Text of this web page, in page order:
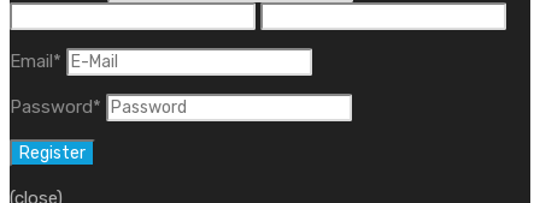
Email*
Password*
(close)